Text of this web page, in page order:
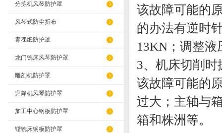
分拣机风琴防护罩
风琴式防尘折布
青稞纸防护罩
龙门铣床风琴防护罩
雕刻机防护罩
升降机风琴防护罩
加工中心钢板防护罩
镗铣床钢板防护罩
该故障可能的
的办法有逆时
13KN；调整
3、机床切削时
该故障可能的
过大；主轴与
箱和株洲等。